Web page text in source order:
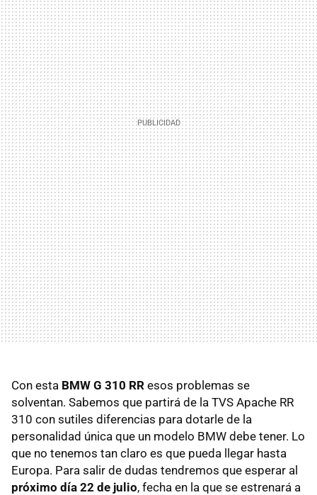
Con esta BMW G 310 RR esos problemas se
solventan. Sabemos que partirá de la TVS Apache RR
310 con sutiles diferencias para dotarle de la
personalidad única que un modelo BMW debe tener. Lo
que no tenemos tan claro es que pueda llegar hasta
Europa. Para salir de dudas tendremos que esperar al
próximo día 22 de julio, fecha en la que se estrenará a